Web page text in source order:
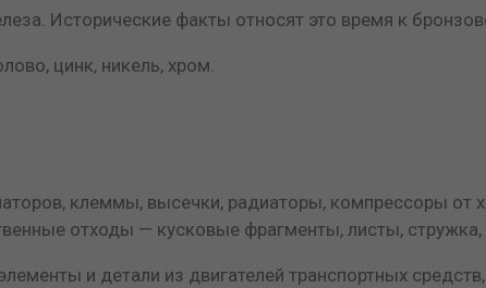
Исторические факты относят это время к
цинк, никель, хром.
клеммы, высечки, радиаторы, компрессоры от
отходы — кусковые фрагменты, листы,
и детали из двигателей транспортных